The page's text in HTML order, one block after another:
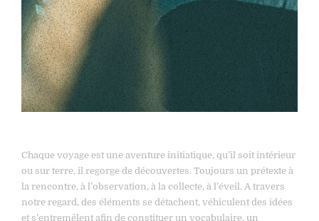
Chaque voyage est une aventure initiatique, qu’il soit intérieur
ou sur terre, il regorge de découvertes. Toujours un prétexte à
la rencontre, à l’observation, à la collecte, à l’éveil. A travers
notre regard, des éléments se détachent, véhiculent des idées
et s’entremêlent afin de constituer un vocabulaire, un